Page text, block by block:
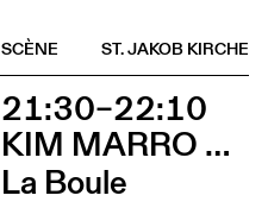
ST. JAKOB KIRCHE
SCÈNE
21:30–22:10
KIM MARRO & LIAM LELARGE
La Boule